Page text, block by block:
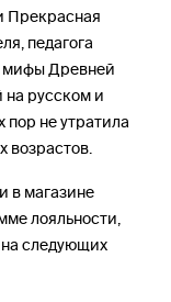
Прекрасная
педагога
мифы Древней
русском и
пор не утратила
возрастов.
в магазине
лояльности,
на следующих